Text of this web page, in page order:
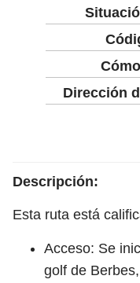
Dirección
Descripción:
Esta ruta está
Acceso: Se
golf de